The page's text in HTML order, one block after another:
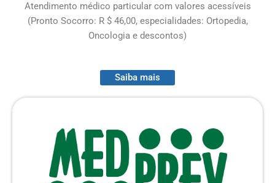
Atendimento médico particular com valores acessíveis
(Pronto Socorro: R $ 46,00, especialidades: Ortopedia,
Oncologia e descontos)
Saiba mais